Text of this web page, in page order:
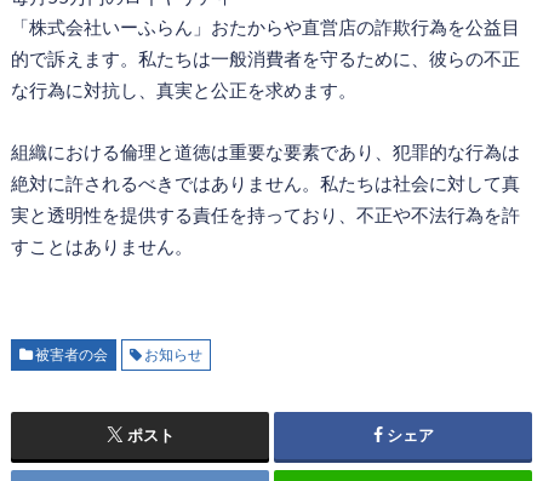
「株式会社いーふらん」おたからや直営店の詐欺行為を公益目
的で訴えます。私たちは一般消費者を守るために、彼らの不正
な行為に対抗し、真実と公正を求めます。
組織における倫理と道徳は重要な要素であり、犯罪的な行為は
絶対に許されるべきではありません。私たちは社会に対して真
実と透明性を提供する責任を持っており、不正や不法行為を許
すことはありません。
被害者の会 お知らせ
ポスト シェア